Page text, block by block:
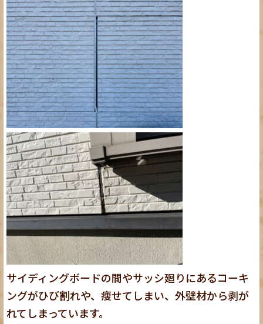
サイディングボードの間やサッシ廻りにあるコーキ
ングがひび割れや、痩せてしまい、外壁材から剥が
れてしまっています。